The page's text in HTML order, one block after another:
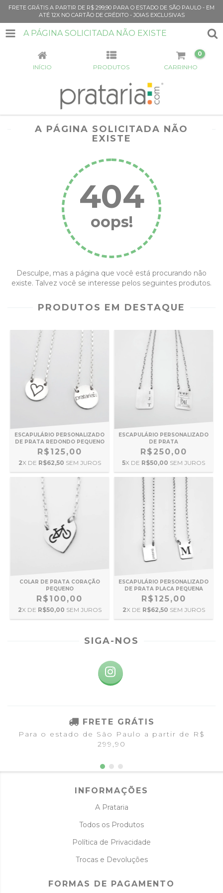
FRETE GRÁTIS A PARTIR DE R$ 299,90 PARA O ESTADO DE SÃO PAULO - EM
ATÉ 12X NO CARTÃO DE CRÉDITO - JOIAS EXCLUSIVAS
A PÁGINA SOLICITADA NÃO EXISTE
INÍCIO PRODUTOS CARRINHO
0
A PÁGINA SOLICITADA NÃO
EXISTE
404
oops!
Desculpe, mas a página que você está procurando não
existe. Talvez você se interesse pelos seguintes produtos.
PRODUTOS EM DESTAQUE
ESCAPULÁRIO PERSONALIZADO
DE PRATA REDONDO PEQUENO
R$125,00
2X DE R$62,50 SEM JUROS
ESCAPULÁRIO PERSONALIZADO
DE PRATA
R$250,00
5X DE R$50,00 SEM JUROS
COLAR DE PRATA CORAÇÃO
PEQUENO
R$100,00
2X DE R$50,00 SEM JUROS
ESCAPULÁRIO PERSONALIZADO
DE PRATA PLACA PEQUENA
R$125,00
2X DE R$62,50 SEM JUROS
SIGA-NOS
FRETE GRÁTIS
Para o estado de São Paulo a partir de R$
299,90
INFORMAÇÕES
A Prataria
Todos os Produtos
Política de Privacidade
Trocas e Devoluções
FORMAS DE PAGAMENTO